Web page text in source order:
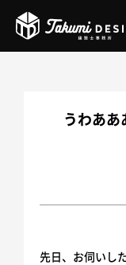
サービス案内
Takumiオフィ
Takumiのガレ
うわあ
先日、お伺いし